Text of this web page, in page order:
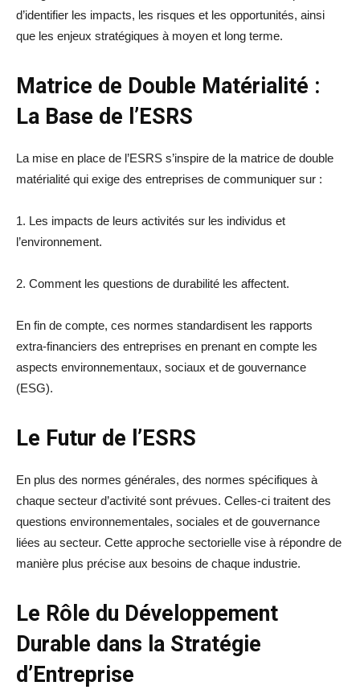
d’identifier les impacts, les risques et les opportunités, ainsi
que les enjeux stratégiques à moyen et long terme.
Matrice de Double Matérialité :
La Base de l’ESRS
La mise en place de l’ESRS s’inspire de la matrice de double
matérialité qui exige des entreprises de communiquer sur :
1. Les impacts de leurs activités sur les individus et
l’environnement.
2. Comment les questions de durabilité les affectent.
En fin de compte, ces normes standardisent les rapports
extra-financiers des entreprises en prenant en compte les
aspects environnementaux, sociaux et de gouvernance
(ESG).
Le Futur de l’ESRS
En plus des normes générales, des normes spécifiques à
chaque secteur d’activité sont prévues. Celles-ci traitent des
questions environnementales, sociales et de gouvernance
liées au secteur. Cette approche sectorielle vise à répondre de
manière plus précise aux besoins de chaque industrie.
Le Rôle du Développement
Durable dans la Stratégie
d’Entreprise